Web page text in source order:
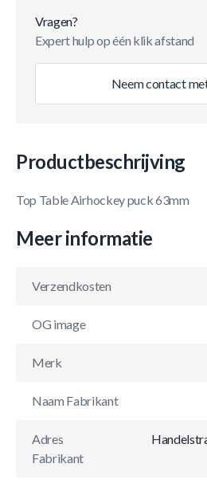
Vragen?
Expert hulp op één klik afstand
Neem contact
Productbeschrijving
Top Table Airhockey puck 63mm
Meer informatie
Verzendkosten
OG image
Merk
Naam Fabrikant
Adres
Fabrikant